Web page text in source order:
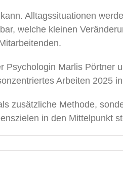
Alltagssituationen
welche kleinen
Psychologin Marlis Pörtner
Arbeiten 2025
zusätzliche Methode,
in den Mittelpunkt